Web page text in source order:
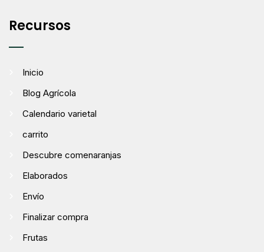
Recursos
Inicio
Blog Agrícola
Calendario varietal
carrito
Descubre comenaranjas
Elaborados
Envío
Finalizar compra
Frutas